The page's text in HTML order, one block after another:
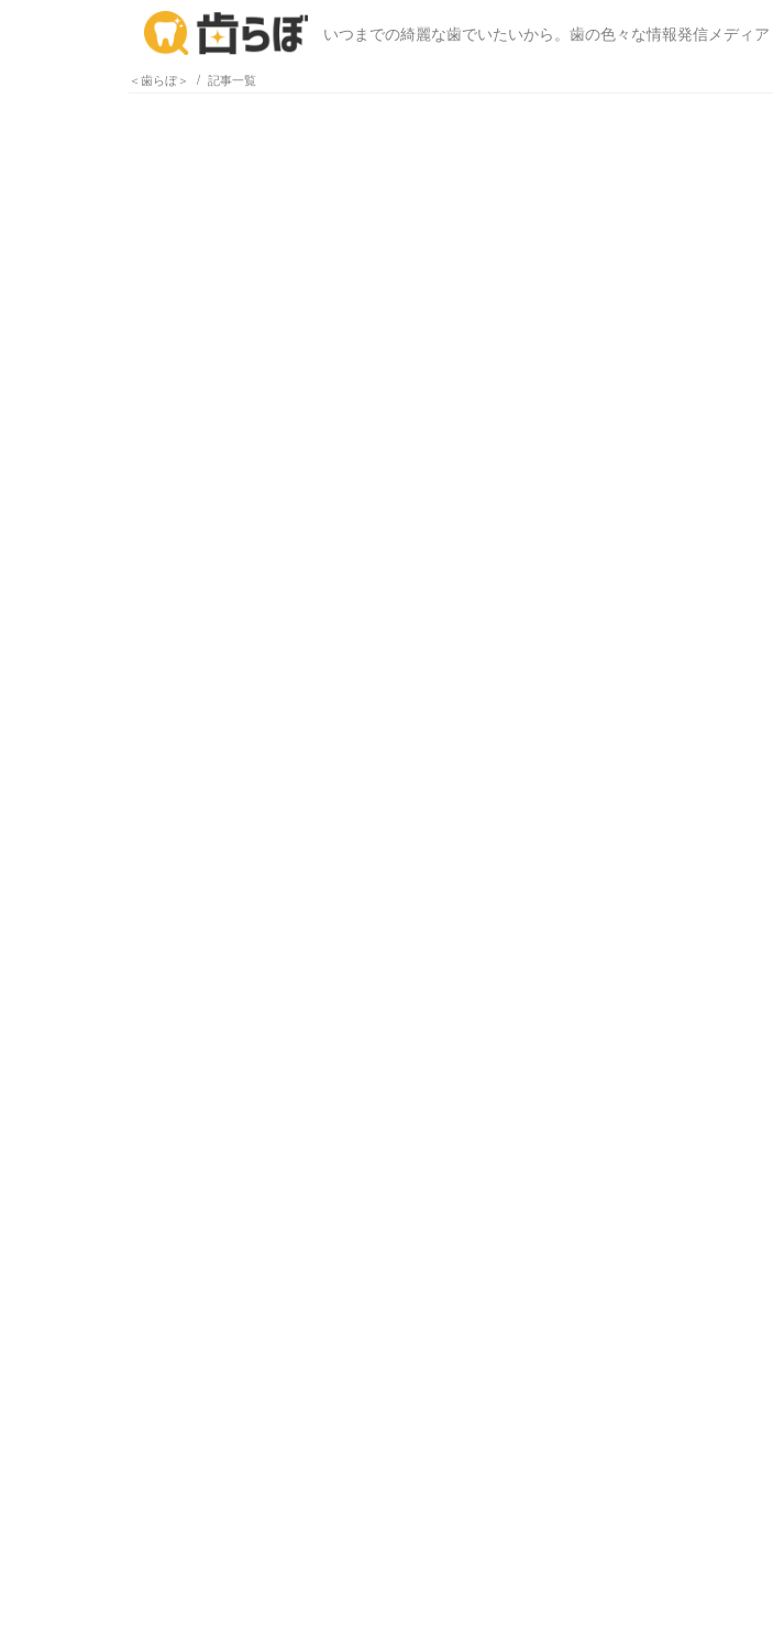
いつまでの綺麗な歯でいたいから。歯の色々な情報発信メディア
＜歯らぼ＞ 記事一覧